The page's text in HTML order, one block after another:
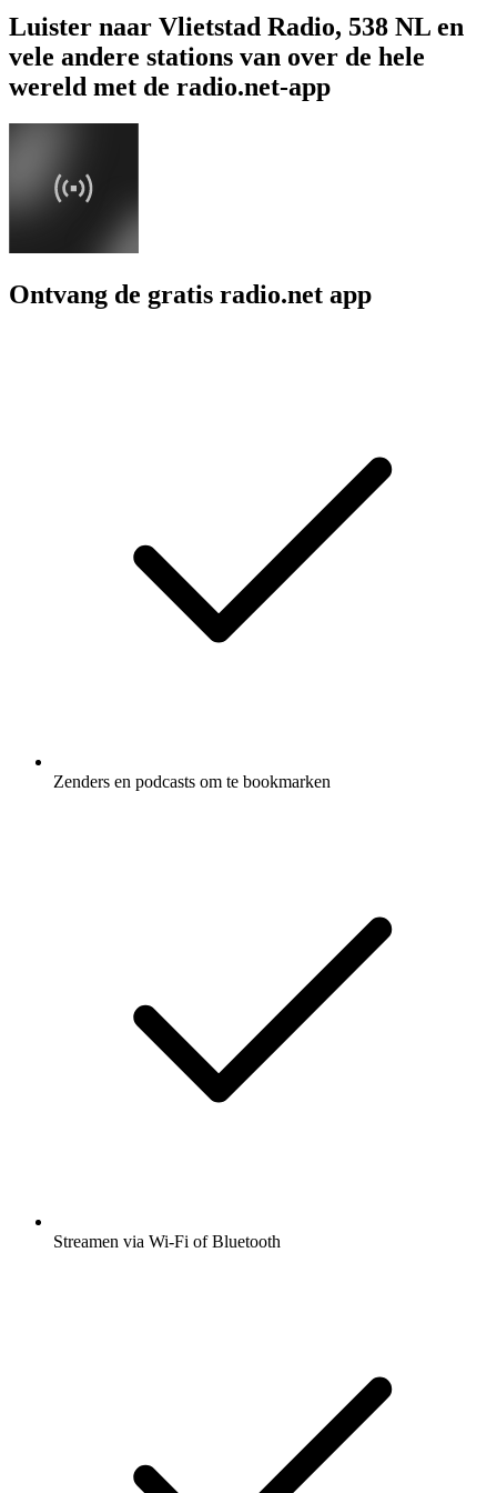
Luister naar Vlietstad Radio, 538 NL en
vele andere stations van over de hele
wereld met de radio.net-app
Ontvang de gratis radio.net app
Zenders en podcasts om te bookmarken
Streamen via Wi-Fi of Bluetooth